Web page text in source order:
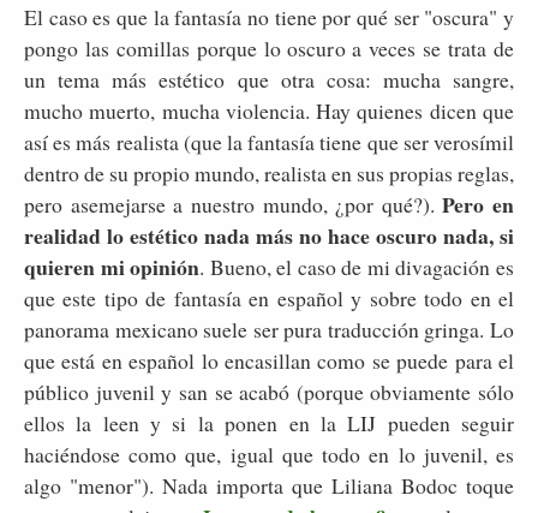
El caso es que la fantasía no tiene por qué ser "oscura" y
pongo las comillas porque lo oscuro a veces se trata de
un tema más estético que otra cosa: mucha sangre,
mucho muerto, mucha violencia. Hay quienes dicen que
así es más realista (que la fantasía tiene que ser verosímil
dentro de su propio mundo, realista en sus propias reglas,
pero asemejarse a nuestro mundo, ¿por qué?).Pero en
realidad lo estético nada más no hace oscuro nada, si
quieren mi opinión. Bueno, el caso de mi divagación es
que este tipo de fantasía en español y sobre todo en el
panorama mexicano suele ser pura traducción gringa. Lo
que está en español lo encasillan como se puede para el
público juvenil y san se acabó (porque obviamente sólo
ellos la leen y si la ponen en la LIJ pueden seguir
haciéndose como que, igual que todo en lo juvenil, es
algo "menor"). Nada importa que Liliana Bodoc toque